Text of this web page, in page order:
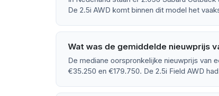
De 2.5i AWD komt binnen dit model het
Wat was de gemiddelde nieuwprijs
De mediane oorspronkelijke nieuwprijs van
€35.250 en €179.750. De 2.5i Field AWD